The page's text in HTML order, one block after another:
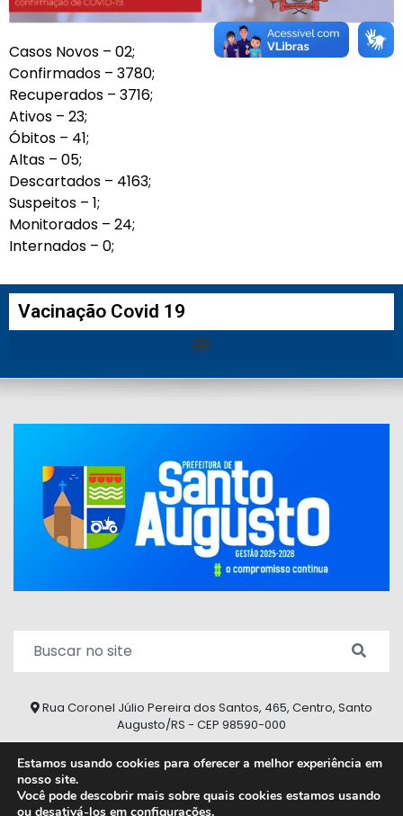
Casos Novos – 02;
Confirmados – 3780;
Recuperados – 3716;
Ativos – 23;
Óbitos – 41;
Altas – 05;
Descartados – 4163;
Suspeitos – 1;
Monitorados – 24;
Internados – 0;
Vacinação Covid 19
Rua Coronel Júlio Pereira dos Santos, 465, Centro, Santo
Augusto/RS - CEP 98590-000
Estamos usando cookies para oferecer a melhor experiência em
nosso site.
Você pode descobrir mais sobre quais cookies estamos usando
ou desativá-los em configurações.